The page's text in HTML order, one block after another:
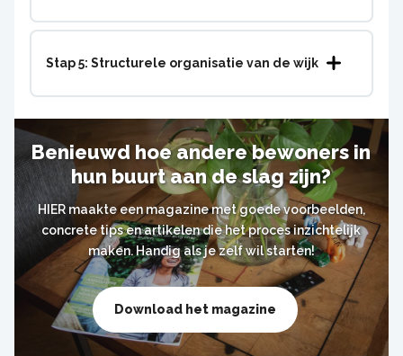
Stap 5: Structurele organisatie van de wijk
Benieuwd hoe andere bewoners in
hun buurt aan de slag zijn?
HIER maakte een magazine met goede voorbeelden,
concrete tips en artikelen die het proces inzichtelijk
maken. Handig als je zelf wil starten!
Download het magazine